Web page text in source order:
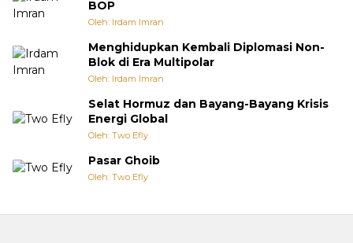
BOP
Oleh: Irdam Imran
Menghidupkan Kembali Diplomasi Non-
Blok di Era Multipolar
Oleh: Irdam Imran
Selat Hormuz dan Bayang-Bayang Krisis
Energi Global
Oleh: Two Efly
Pasar Ghoib
Oleh: Two Efly